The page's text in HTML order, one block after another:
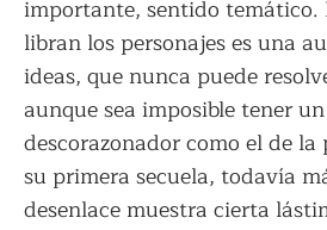
importante, sentido temático.
libran los personajes es una
ideas, que nunca puede
aunque sea imposible tener
descorazonador como el de
su primera secuela, todavía
desenlace muestra cierta